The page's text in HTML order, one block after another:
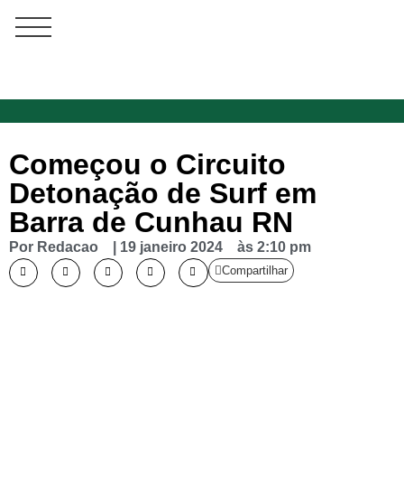
Começou o Circuito
Detonação de Surf em
Barra de Cunhau RN
Por Redacao 19 janeiro 2024 às 2:10 pm
Compartilhar